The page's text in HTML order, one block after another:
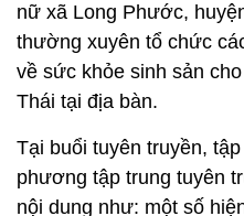
nữ xã Long Phước,
thường xuyên tổ chức
về sức khỏe sinh sản
Thái tại địa bàn.
Tại buổi tuyên truyền,
phương tập trung tuyên
nội dung như: một số